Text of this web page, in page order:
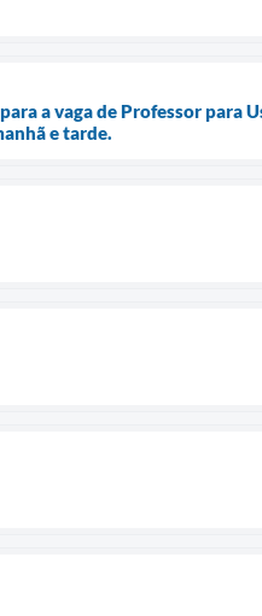
a vaga de Professor para
e tarde.